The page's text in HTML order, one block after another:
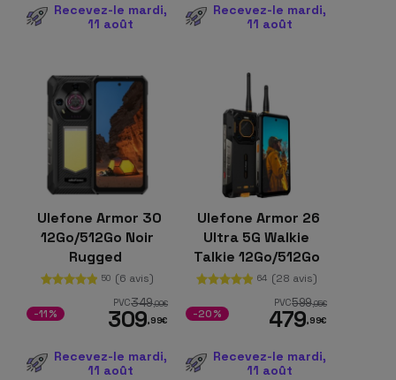
Recevez-le mardi,
11 août
Recevez-le mardi,
11 août
Ulefone Armor 30
12Go/512Go Noir
Rugged
50 (6 avis)
PVC349,00€
309,99€
-11%
Recevez-le mardi,
11 août
Ulefone Armor 26
Ultra 5G Walkie
Talkie 12Go/512Go
rugged
64 (28 avis)
PVC599,95€
479,99€
-20%
Recevez-le mardi,
11 août